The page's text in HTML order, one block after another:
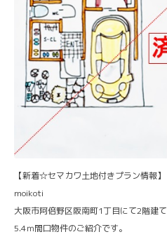
【新着☆セマカワ土地付きプラン情報】
moikoti
大阪市阿倍野区阪南町1丁目にて2階建て
5.4ｍ間口物件のご紹介です。